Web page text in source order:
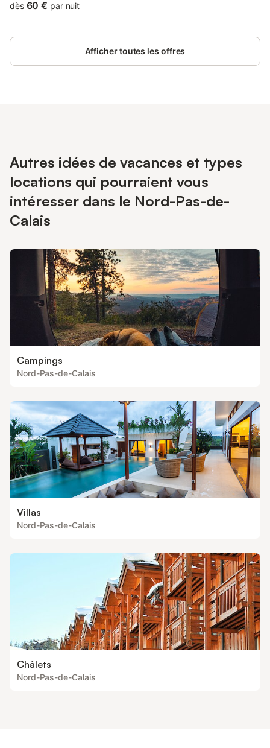
- draps fourni Réservation par téléphone. Tarif aménagé pour
pharmacie …
dès 60 € par nuit
Afficher toutes les offres
Autres idées de vacances et types
locations qui pourraient vous
intéresser dans le Nord-Pas-de-
Calais
Campings
Nord-Pas-de-Calais
Villas
Nord-Pas-de-Calais
Châlets
Nord-Pas-de-Calais